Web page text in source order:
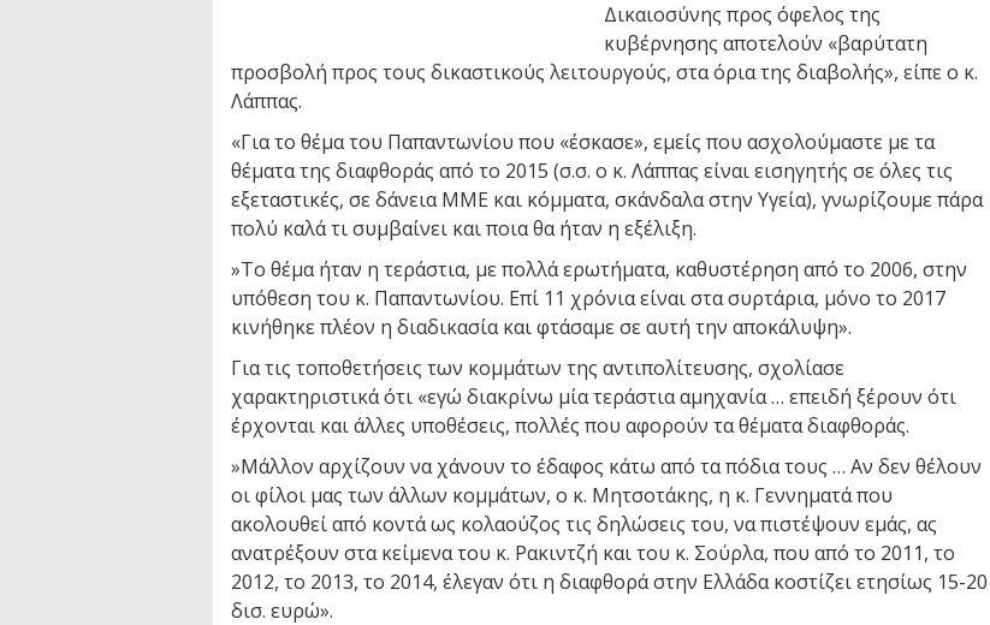
Δικαιοσύνης προς όφελος της
κυβέρνησης αποτελούν «βαρύτατη
προσβολή προς τους δικαστικούς λειτουργούς, στα όρια της διαβολής», είπε ο κ.
Λάππας.
«Για το θέμα του Παπαντωνίου που «έσκασε», εμείς που ασχολούμαστε με τα
θέματα της διαφθοράς από το 2015 (σ.σ. ο κ. Λάππας είναι εισηγητής σε όλες τις
εξεταστικές, σε δάνεια ΜΜΕ και κόμματα, σκάνδαλα στην Υγεία), γνωρίζουμε πάρα
πολύ καλά τι συμβαίνει και ποια θα ήταν η εξέλιξη.
»Το θέμα ήταν η τεράστια, με πολλά ερωτήματα, καθυστέρηση από το 2006, στην
υπόθεση του κ. Παπαντωνίου. Επί 11 χρόνια είναι στα συρτάρια, μόνο το 2017
κινήθηκε πλέον η διαδικασία και φτάσαμε σε αυτή την αποκάλυψη».
Για τις τοποθετήσεις των κομμάτων της αντιπολίτευσης, σχολίασε
χαρακτηριστικά ότι «εγώ διακρίνω μία τεράστια αμηχανία … επειδή ξέρουν ότι
έρχονται και άλλες υποθέσεις, πολλές που αφορούν τα θέματα διαφθοράς.
»Μάλλον αρχίζουν να χάνουν το έδαφος κάτω από τα πόδια τους … Αν δεν θέλουν
οι φίλοι μας των άλλων κομμάτων, ο κ. Μητσοτάκης, η κ. Γεννηματά που
ακολουθεί από κοντά ως κολαούζος τις δηλώσεις του, να πιστέψουν εμάς, ας
ανατρέξουν στα κείμενα του κ. Ρακιντζή και του κ. Σούρλα, που από το 2011, το
2012, το 2013, το 2014, έλεγαν ότι η διαφθορά στην Ελλάδα κοστίζει ετησίως 15-20
δισ. ευρώ».